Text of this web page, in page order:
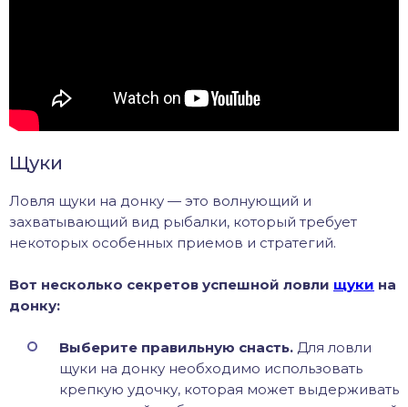
Щуки
Ловля щуки на донку — это волнующий и
захватывающий вид рыбалки, который требует
некоторых особенных приемов и стратегий.
Вот несколько секретов успешной ловли щуки на
донку:
Выберите правильную снасть. Для ловли
щуки на донку необходимо использовать
крепкую удочку, которая может выдерживать